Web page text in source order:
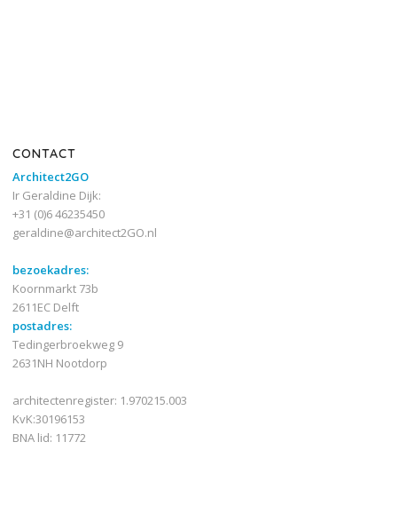
CONTACT
Architect2GO
Ir Geraldine Dijk:
+31 (0)6 46235450
geraldine@architect2GO.nl
bezoekadres:
Koornmarkt 73b
2611EC Delft
postadres:
Tedingerbroekweg 9
2631NH Nootdorp
architectenregister: 1.970215.003
KvK:30196153
BNA lid: 11772